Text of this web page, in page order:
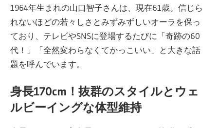
1964年生まれの山口智子さんは、現在61歳。信じら
れないほどの若々しさとみずみずしいオーラを保っ
ており、テレビやSNSに登場するたびに「奇跡の60
代！」「全然変わらなくてかっこいい」と大きな話
題を呼んでいます。
身長170cm！抜群のスタイルとウェ
ルビーイングな体型維持